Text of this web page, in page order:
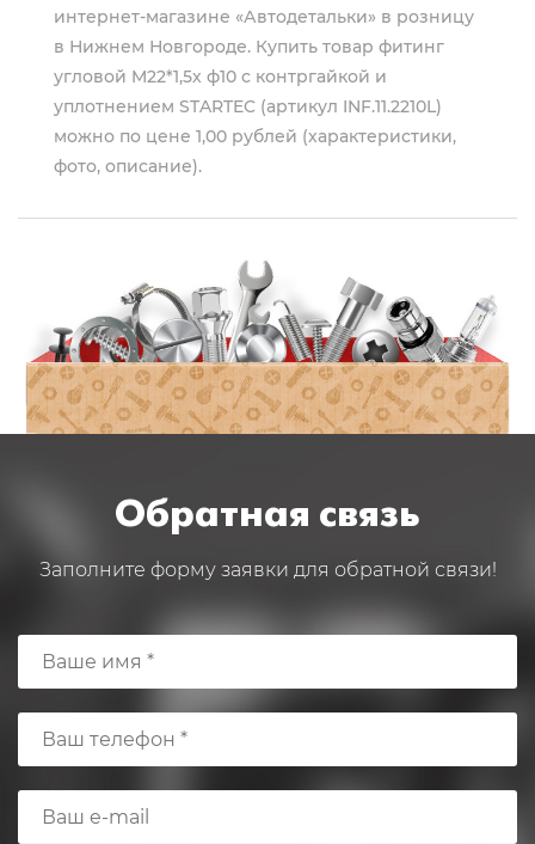
интернет-магазине «Автодетальки» в розницу
в Нижнем Новгороде. Купить товар фитинг
угловой M22*1,5х ф10 с контргайкой и
уплотнением STARTEC (артикул INF.11.2210L)
можно по цене 1,00 рублей (характеристики,
фото, описание).
Обратная связь
Заполните форму заявки для обратной связи!